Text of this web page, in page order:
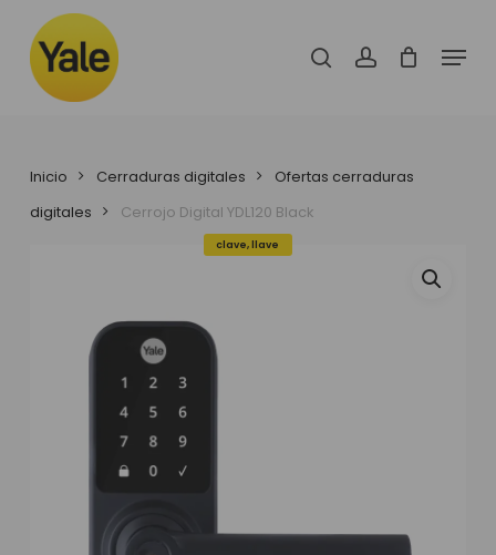
main
content
search account Menu
Inicio Cerraduras digitales
Ofertas cerraduras
digitales
Cerrojo Digital YDL120 Black
clave, llave